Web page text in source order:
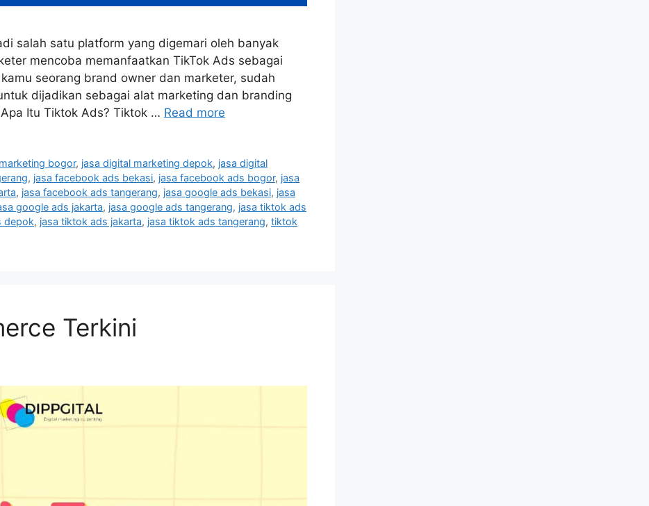
salah satu platform yang digemari oleh banyak
mencoba memanfaatkan TikTok Ads sebagai
seorang brand owner dan marketer, sudah
dijadikan sebagai alat marketing dan branding
Itu Tiktok Ads? Tiktok … Read more
bogor, jasa digital marketing depok, jasa digital
, jasa facebook ads bekasi, jasa facebook ads bogor, jasa
, jasa facebook ads tangerang, jasa google ads bekasi, jasa
google ads jakarta, jasa google ads tangerang, jasa tiktok ads
depok, jasa tiktok ads jakarta, jasa tiktok ads tangerang, tiktok
Terkini